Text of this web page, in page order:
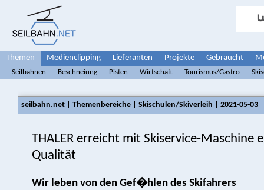
Themen Medienclipping Lieferanten Projekte Gebraucht
Seilbahnen Beschneiung Pisten Wirtschaft Tourismus/Gastro
seilbahn.net | Themenbereiche | Skischulen/Skiverleih | 2021-05-03
THALER erreicht mit Skiservice-Maschine
Qualität
Wir leben von den Gef�hlen des Skifahrers